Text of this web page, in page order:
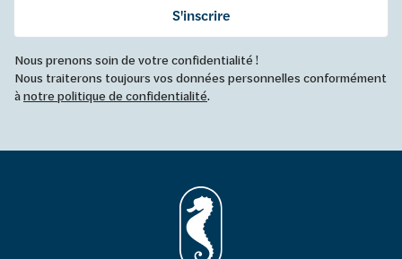
S'inscrire
Nous prenons soin de votre confidentialité !
Nous traiterons toujours vos données personnelles conformément
ànotre politique de confidentialité.